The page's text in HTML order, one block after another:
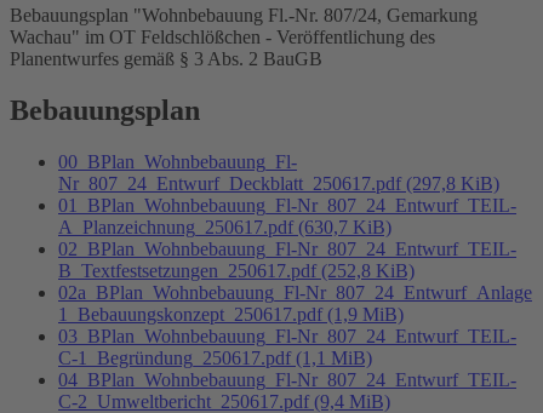
Bebauungsplan "Wohnbebauung Fl.-Nr. 807/24, Gemarkung
Wachau" im OT Feldschlößchen - Veröffentlichung des
Planentwurfes gemäß § 3 Abs. 2 BauGB
Bebauungsplan
00_BPlan_Wohnbebauung_Fl-
Nr_807_24_Entwurf_Deckblatt_250617.pdf (297,8 KiB)
01_BPlan_Wohnbebauung_Fl-Nr_807_24_Entwurf_TEIL-
A_Planzeichnung_250617.pdf (630,7 KiB)
02_BPlan_Wohnbebauung_Fl-Nr_807_24_Entwurf_TEIL-
B_Textfestsetzungen_250617.pdf (252,8 KiB)
02a_BPlan_Wohnbebauung_Fl-Nr_807_24_Entwurf_Anlage
1_Bebauungskonzept_250617.pdf (1,9 MiB)
03_BPlan_Wohnbebauung_Fl-Nr_807_24_Entwurf_TEIL-
C-1_Begründung_250617.pdf (1,1 MiB)
04_BPlan_Wohnbebauung_Fl-Nr_807_24_Entwurf_TEIL-
C-2_Umweltbericht_250617.pdf (9,4 MiB)